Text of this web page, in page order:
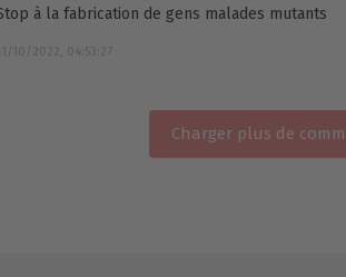
à la fabrication de gens malades mutants
11/10/2022, 04:53:27
Charger plus de